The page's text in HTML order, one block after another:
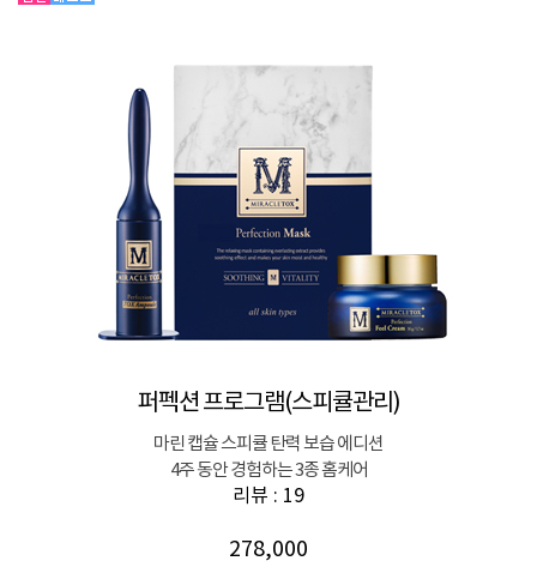
퍼펙션 프로그램(스피큘관리)
마린 캡슐 스피큘 탄력 보습 에디션
4주 동안 경험하는 3종 홈케어
리뷰 : 19
278,000